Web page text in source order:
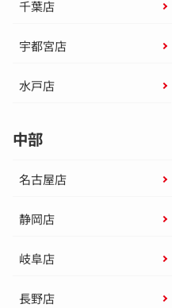
千葉店
宇都宮店
水戸店
中部
名古屋店
静岡店
岐阜店
長野店